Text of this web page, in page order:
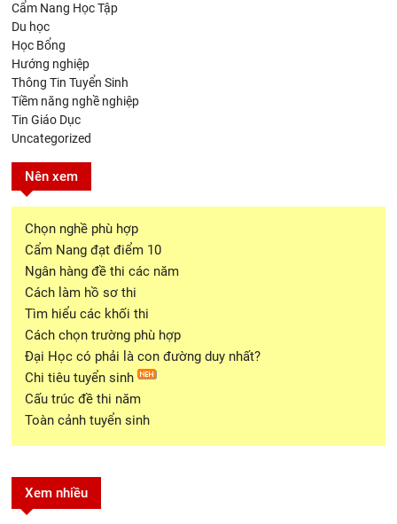
Cẩm Nang Học Tập
Du học
Học Bổng
Hướng nghiệp
Thông Tin Tuyển Sinh
Tiềm năng nghề nghiệp
Tin Giáo Dục
Uncategorized
Nên xem
Chọn nghề phù hợp
Cẩm Nang đạt điểm 10
Ngân hàng đề thi các năm
Cách làm hồ sơ thi
Tìm hiểu các khối thi
Cách chọn trường phù hợp
Đại Học có phải là con đường duy nhất?
Chi tiêu tuyển sinh
Cấu trúc đề thi năm
Toàn cảnh tuyển sinh
Xem nhiều